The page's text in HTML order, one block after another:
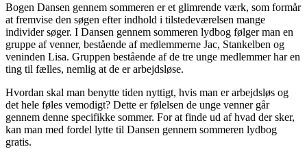
Bogen Dansen gennem sommeren er et glimrende værk, som formår
at fremvise den søgen efter indhold i tilstedeværelsen mange
individer søger. I Dansen gennem sommeren lydbog følger man en
gruppe af venner, bestående af medlemmerne Jac, Stankelben og
veninden Lisa. Gruppen bestående af de tre unge medlemmer har en
ting til fælles, nemlig at de er arbejdsløse.
Hvordan skal man benytte tiden nyttigt, hvis man er arbejdsløs og
det hele føles vemodigt? Dette er følelsen de unge venner går
gennem denne specifikke sommer. For at finde ud af hvad der sker,
kan man med fordel lytte til Dansen gennem sommeren lydbog
gratis.